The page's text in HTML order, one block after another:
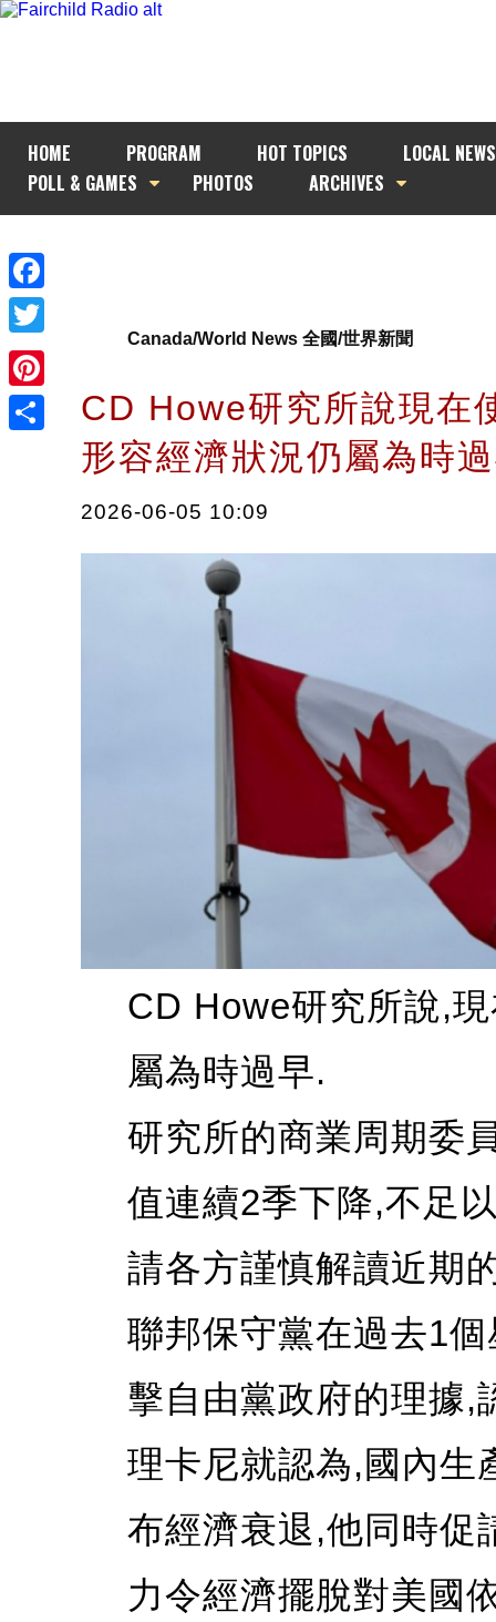
HOME PROGRAM HOT TOPICS
LOCAL NEWS
POLL & GAMES
PHOTOS ARCHIVES
Facebook
Twitter
Pinterest
Canada/World News 全國/世界新聞
CD Howe研究所說現在
形容經濟狀況仍屬為
2026-06-05 10:09
CD Howe研究所說,
屬為時過早.
研究所的商業周期委
值連續2季下降,不足
請各方謹慎解讀近期
聯邦保守黨在過去1
擊自由黨政府的理據,
理卡尼就認為,國內生
布經濟衰退,他同時促
力令經濟擺脫對美國